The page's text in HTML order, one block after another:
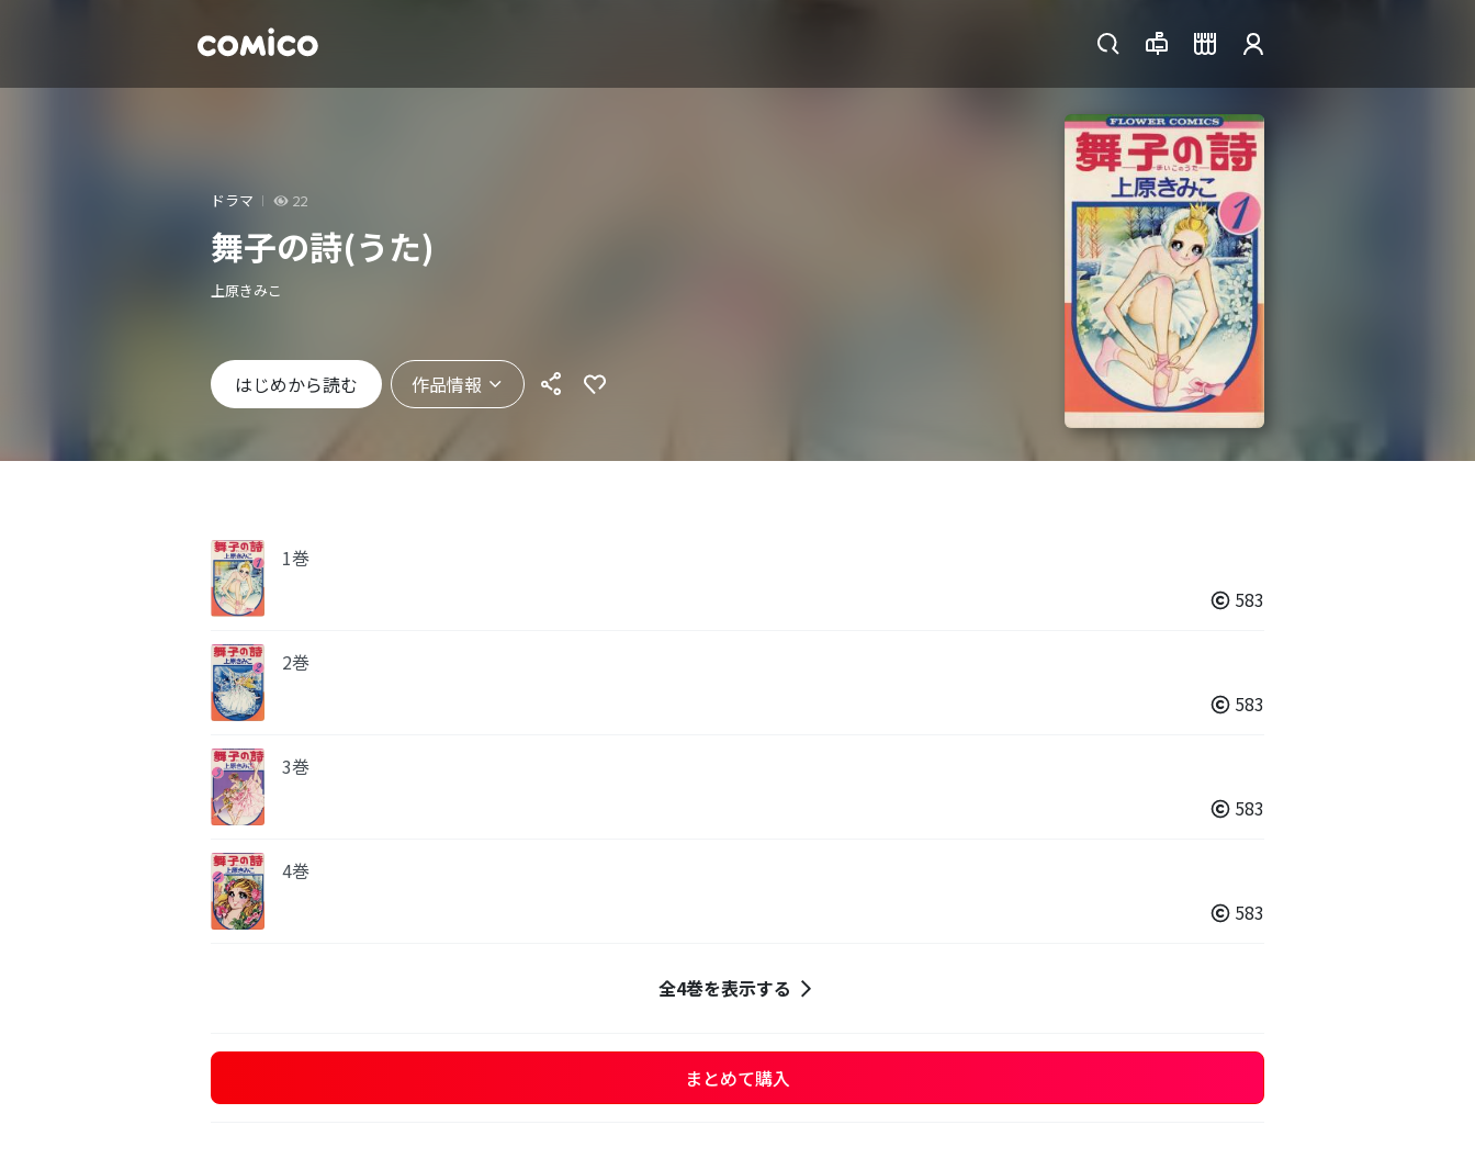
ドラマ 22
舞子の詩(うた)
上原きみこ
はじめから読む 作品情報
1巻
583
2巻
583
3巻
583
4巻
583
全4巻を表示する
まとめて購入